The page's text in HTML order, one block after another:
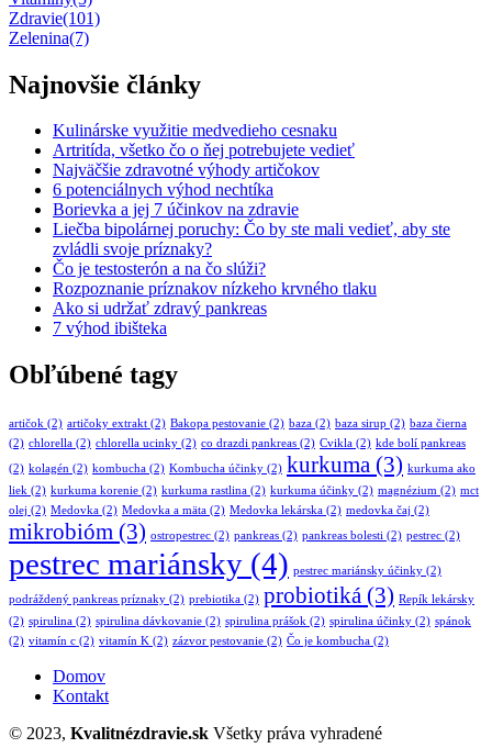
Zdravie(101)
Zelenina(7)
Najnovšie články
Kulinárske využitie medvedieho cesnaku
Artritída, všetko čo o ňej potrebujete vedieť
Najväčšie zdravotné výhody artičokov
6 potenciálnych výhod nechtíka
Borievka a jej 7 účinkov na zdravie
Liečba bipolárnej poruchy: Čo by ste mali vedieť, aby ste
zvládli svoje príznaky?
Čo je testosterón a na čo slúži?
Rozpoznanie príznakov nízkeho krvného tlaku
Ako si udržať zdravý pankreas
7 výhod ibišteka
Obľúbené tagy
artičok (2) artičoky extrakt (2) Bakopa pestovanie (2) baza (2) baza sirup (2) baza čierna
(2) chlorella (2) chlorella ucinky (2) co drazdi pankreas (2) Cvikla (2) kde bolí pankreas
(2) kolagén (2) kombucha (2) Kombucha účinky (2) kurkuma (3) kurkuma ako
liek (2) kurkuma korenie (2) kurkuma rastlina (2) kurkuma účinky (2) magnézium (2) mct
olej (2) Medovka (2) Medovka a mäta (2) Medovka lekárska (2) medovka čaj (2)
mikrobióm (3) ostropestrec (2) pankreas (2) pankreas bolesti (2) pestrec (2)
pestrec mariánsky (4) pestrec mariánsky účinky (2)
podráždený pankreas príznaky (2) prebiotika (2) probiotiká (3) Repík lekársky
(2) spirulina (2) spirulina dávkovanie (2) spirulina prášok (2) spirulina účinky (2) spánok
(2) vitamín c (2) vitamín K (2) zázvor pestovanie (2) Čo je kombucha (2)
Domov
Kontakt
© 2023, Kvalitnézdravie.sk Všetky práva vyhradené